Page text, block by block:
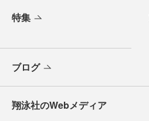
特集
ブログ
翔泳社のWebメディア